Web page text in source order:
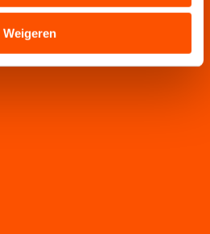
verzameld via hun services.
gegevens doorgeven aan
de VS, waar mogelijk geen
geldt volgens de GDPR.
vindt u in ons
Weigeren
het schaatsnieuws via de